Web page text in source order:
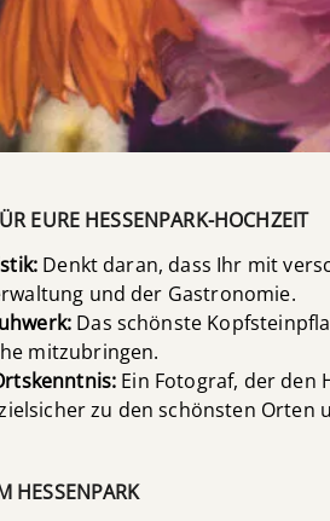
EURE HESSENPARK-HOCHZEIT
Denkt daran, dass Ihr mit
und der Gastronomie.
Das schönste
mitzubringen.
Ein Fotograf, der den
zu den schönsten Orten
HESSENPARK